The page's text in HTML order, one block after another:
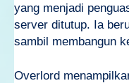
yang menjadi
server ditutup. Ia
sambil membangun
Overlord